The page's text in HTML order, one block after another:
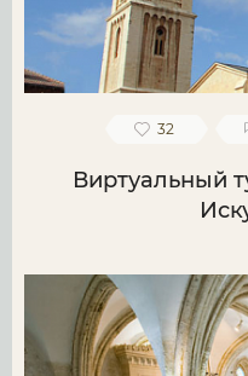
32
Виртуальный